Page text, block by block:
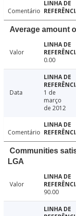
Comentário
Average amount
Valor
0.00
Data
1 de
março
de 2012
Comentário
Communities
LGA
Valor
90.00